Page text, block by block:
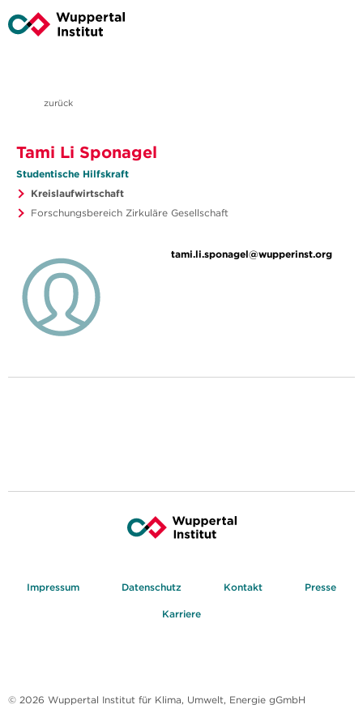
zurück
Tami Li Sponagel
Studentische Hilfskraft
Kreislaufwirtschaft
Forschungsbereich Zirkuläre Gesellschaft
tami.li.sponagel@wupperinst.org
Impressum Datenschutz Kontakt Presse
Karriere
© 2026 Wuppertal Institut für Klima, Umwelt, Energie gGmbH